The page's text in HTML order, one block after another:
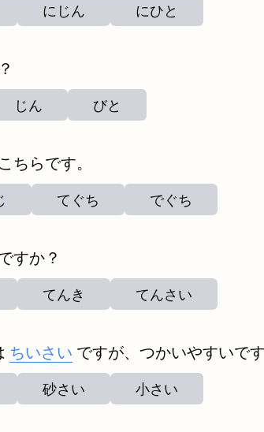
にじん にひと
じん びと
ちらです。
てぐち でぐち
すか？
てんき てんさい
ちいさい ですが、つかいやすいです
砂さい 小さい